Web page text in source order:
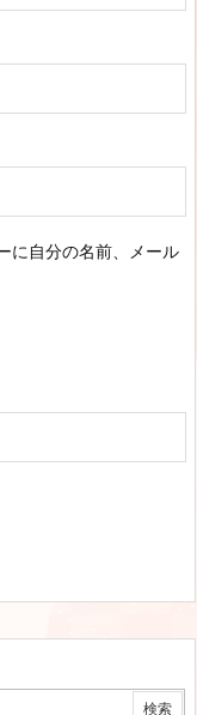
に自分の名前、メール